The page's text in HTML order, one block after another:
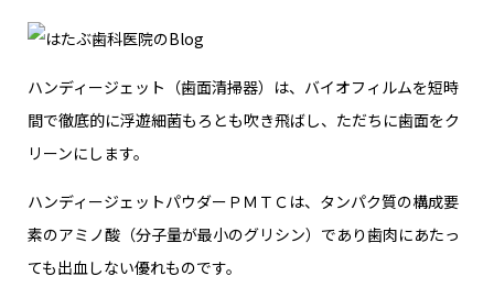
ハンディージェット（歯面清掃器）は、バイオフィルムを短時
間で徹底的に浮遊細菌もろとも吹き飛ばし、ただちに歯面をク
リーンにします。
ハンディージェットパウダーＰＭＴＣは、タンパク質の構成要
素のアミノ酸（分子量が最小のグリシン）であり歯肉にあたっ
ても出血しない優れものです。